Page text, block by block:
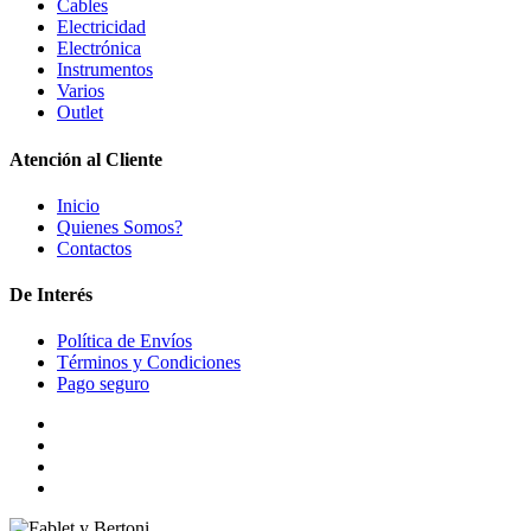
Cables
Electricidad
Electrónica
Instrumentos
Varios
Outlet
Atención al Cliente
Inicio
Quienes Somos?
Contactos
De Interés
Política de Envíos
Términos y Condiciones
Pago seguro